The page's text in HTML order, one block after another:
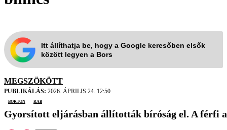
Itt állíthatja be, hogy a Google keresőben elsők
között legyen a Bors
MEGSZÖKÖTT
PUBLIKÁLÁS: 2026. ÁPRILIS 24. 12:50
börtön
rab
Gyorsított eljárásban állították bíróság el. A férfi